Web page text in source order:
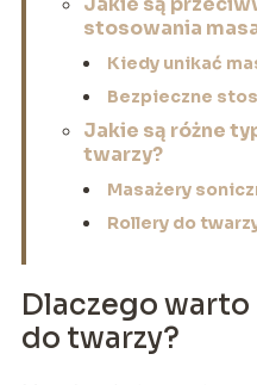
stosowania
Kiedy unikać
Bezpieczne
Jakie są różne
twarzy?
Masażery
Rollery do
Dlaczego warto
do twarzy?